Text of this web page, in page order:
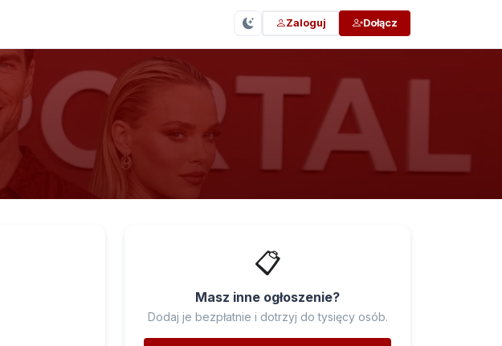
Zaloguj Dołącz
📋
Masz inne ogłoszenie?
Dodaj je bezpłatnie i dotrzyj do tysięcy osób.